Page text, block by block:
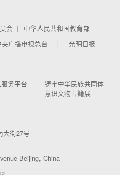
会
中华人民共和国教育部
央广播电视总台 光明日报
务平台
铸牢中华民族共同体
意识文物古籍展
大街27号
Beijing, China